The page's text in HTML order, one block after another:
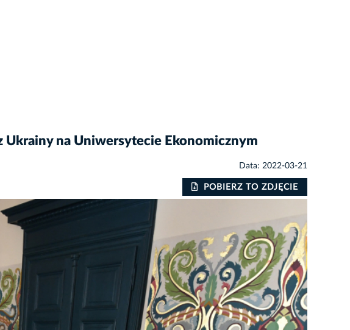
na Uniwersytecie Ekonomicznym
Data: 2022-03-21
POBIERZ TO ZDJĘCIE